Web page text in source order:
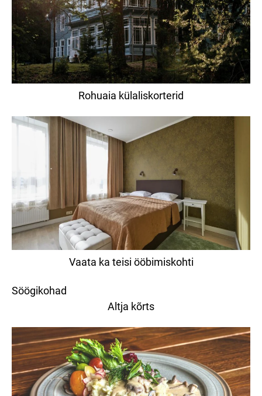
Rohuaia külaliskorterid
Vaata ka teisi ööbimiskohti
Söögikohad
Altja kõrts